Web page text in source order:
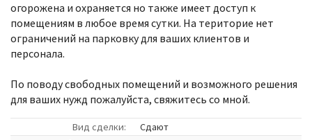
огорожена и охраняется но также имеет доступ к
помещениям в любое время сутки. На територие нет
ограничений на парковку для ваших клиентов и
персонала.
По поводу свободных помещений и возможного решения
для ваших нужд пожалуйста, свяжитесь со мной.
Вид сделки:
Сдают